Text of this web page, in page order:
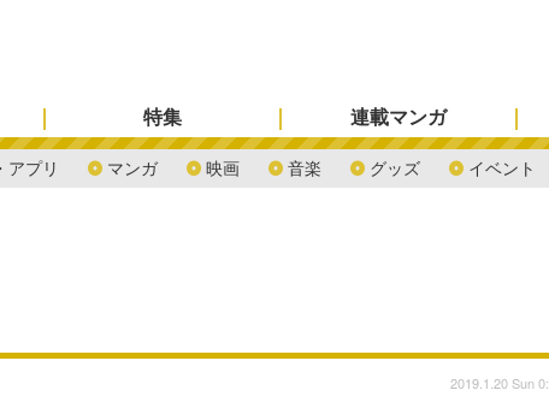
アプリ マンガ 映画 音楽 グッズ イベント
特集 連載マンガ
2019.1.20 Sun